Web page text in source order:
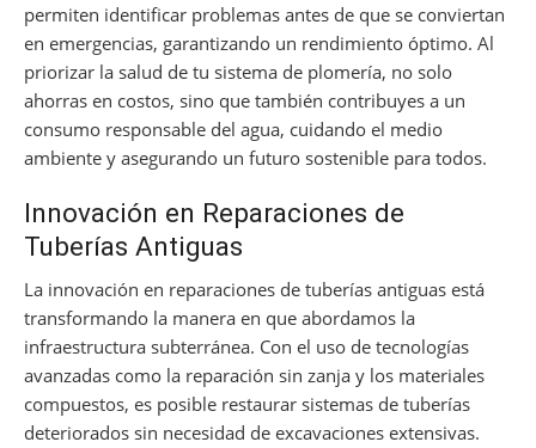
permiten identificar problemas antes de que se conviertan
en emergencias, garantizando un rendimiento óptimo. Al
priorizar la salud de tu sistema de plomería, no solo
ahorras en costos, sino que también contribuyes a un
consumo responsable del agua, cuidando el medio
ambiente y asegurando un futuro sostenible para todos.
Innovación en Reparaciones de
Tuberías Antiguas
La innovación en reparaciones de tuberías antiguas está
transformando la manera en que abordamos la
infraestructura subterránea. Con el uso de tecnologías
avanzadas como la reparación sin zanja y los materiales
compuestos, es posible restaurar sistemas de tuberías
deteriorados sin necesidad de excavaciones extensivas.